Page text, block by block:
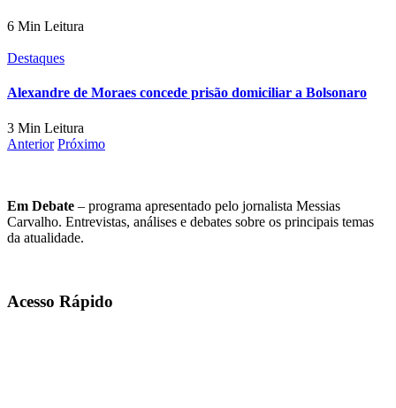
6 Min Leitura
Destaques
Alexandre de Moraes concede prisão domiciliar a Bolsonaro
3 Min Leitura
Anterior Próximo
Em Debate – programa apresentado pelo jornalista Messias
Carvalho. Entrevistas, análises e debates sobre os principais temas
da atualidade.
Acesso Rápido